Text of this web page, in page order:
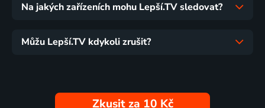
Na jakých zařízeních mohu Lepší.TV sledovat?
Můžu Lepší.TV kdykoli zrušit?
Zkusit za 10 Kč